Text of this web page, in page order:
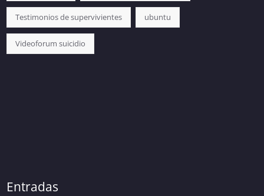
Testimonios de supervivientes ubuntu
Videoforum suicidio
Entradas